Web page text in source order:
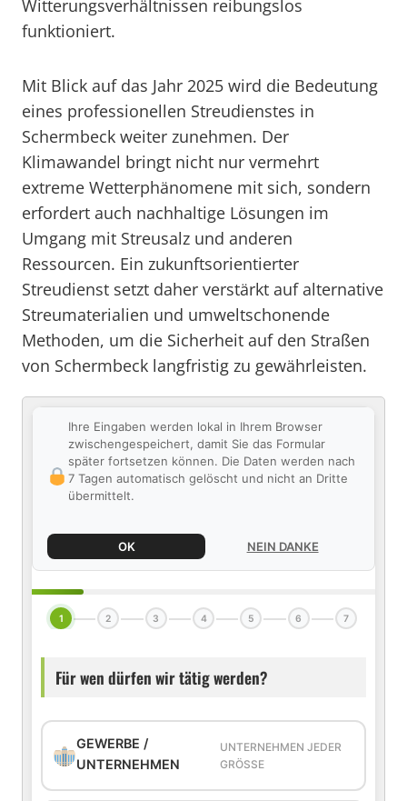
Witterungsverhältnissen reibungslos
funktioniert.
Mit Blick auf das Jahr 2025 wird die Bedeutung
eines professionellen Streudienstes in
Schermbeck weiter zunehmen. Der
Klimawandel bringt nicht nur vermehrt
extreme Wetterphänomene mit sich, sondern
erfordert auch nachhaltige Lösungen im
Umgang mit Streusalz und anderen
Ressourcen. Ein zukunftsorientierter
Streudienst setzt daher verstärkt auf alternative
Streumaterialien und umweltschonende
Methoden, um die Sicherheit auf den Straßen
von Schermbeck langfristig zu gewährleisten.
Ihre Eingaben werden lokal in Ihrem Browser
zwischengespeichert, damit Sie das Formular
später fortsetzen können. Die Daten werden nach
7 Tagen automatisch gelöscht und nicht an Dritte
übermittelt.
OK NEIN DANKE
1 2 3 4 5 6 7
Für wen dürfen wir tätig werden?
GEWERBE /
UNTERNEHMEN
UNTERNEHMEN JEDER
GRÖSSE